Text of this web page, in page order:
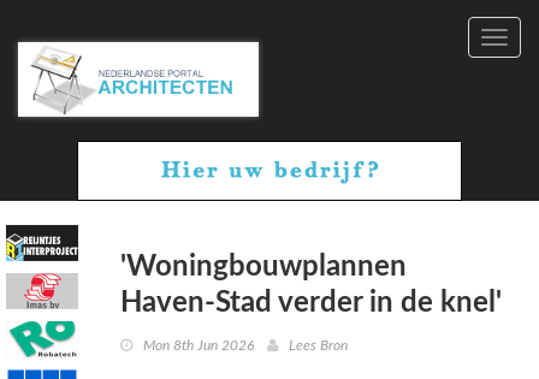
'Woningbouwplannen
Haven-Stad verder in de knel'
Mon 8th Jun 2026 Lees Bron